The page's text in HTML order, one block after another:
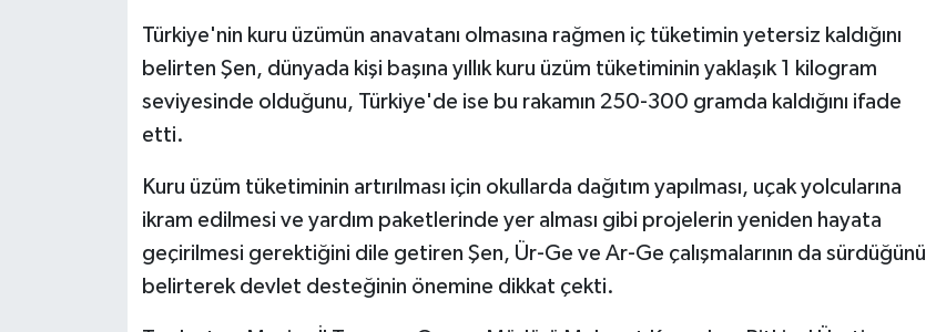
Türkiye'nin kuru üzümün anavatanı olmasına rağmen iç tüketimin yetersiz kaldığını
belirten Şen, dünyada kişi başına yıllık kuru üzüm tüketiminin yaklaşık 1 kilogram
seviyesinde olduğunu, Türkiye'de ise bu rakamın 250-300 gramda kaldığını ifade
etti.
Kuru üzüm tüketiminin artırılması için okullarda dağıtım yapılması, uçak yolcularına
ikram edilmesi ve yardım paketlerinde yer alması gibi projelerin yeniden hayata
geçirilmesi gerektiğini dile getiren Şen, Ür-Ge ve Ar-Ge çalışmalarının da sürdüğünü
belirterek devlet desteğinin önemine dikkat çekti.